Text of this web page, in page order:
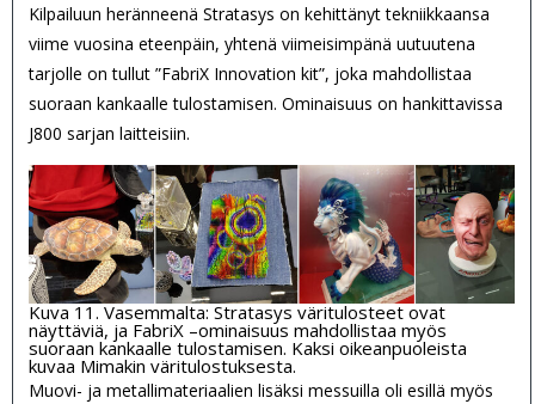
Kilpailuun heränneenä Stratasys on kehittänyt tekniikkaansa
viime vuosina eteenpäin, yhtenä viimeisimpänä uutuutena
tarjolle on tullut ”FabriX Innovation kit”, joka mahdollistaa
suoraan kankaalle tulostamisen. Ominaisuus on hankittavissa
J800 sarjan laitteisiin.
Kuva 11. Vasemmalta: Stratasys väritulosteet ovat
näyttäviä, ja FabriX –ominaisuus mahdollistaa myös
suoraan kankaalle tulostamisen. Kaksi oikeanpuoleista
kuvaa Mimakin väritulostuksesta.
Muovi- ja metallimateriaalien lisäksi messuilla oli esillä myös